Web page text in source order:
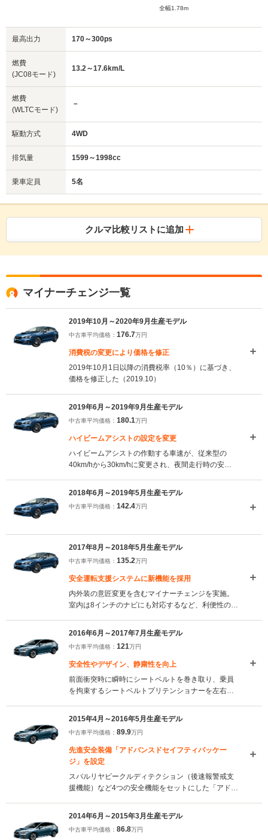
全幅1.78m
最高出力 170～300ps
燃費
(JC08モード)
13.2～17.6km/L
燃費
(WLTCモード)
－
駆動方式 4WD
排気量 1599～1998cc
乗車定員 5名
クルマ比較リストに追加
マイナーチェンジ一覧
2019年10月～2020年9月生産モデル
中古車平均価格： 176.7万円
消費税の変更により価格を修正
2019年10月1日以降の消費税率（10％）に基づき、
価格を修正した（2019.10）
2019年6月～2019年9月生産モデル
中古車平均価格： 180.1万円
ハイビームアシストの設定を変更
ハイビームアシストの作動する車速が、従来型の
40km/hから30km/hに変更され、夜間走行時の安全
2018年6月～2019年5月生産モデル
中古車平均価格： 142.4万円
2017年8月～2018年5月生産モデル
中古車平均価格： 135.2万円
安全運転支援システムに新機能を採用
内外装の意匠変更を含むマイナーチェンジを実施。
室内は8インチのナビにも対応するなど、利便性の向
サイトに、全車速域でアクセル、ブレーキ、ステア
リングの操作をサポートする、「アイサイトツーリ
ングアシスト」が採用された（2017.8）
2016年6月～2017年7月生産モデル
中古車平均価格： 121万円
安全性やデザイン、静粛性を向上
前面衝突時に瞬時にシートベルトを巻き取り、乗員
を拘束するシートベルトプリテンショナーを左右リ
た、エントリーグレードに新デザインのアルミホイ
ールを採用するなど、意匠も変更された。さらに、
ガラスに工夫を凝らすなど遮音性も向上された
（2016.5）
2015年4月～2016年5月生産モデル
中古車平均価格： 89.9万円
先進安全装備「アドバンスドセイフティパッケー
ジ」を設定
スバルリヤビークルディテクション（後速報警戒支
援機能）など4つの安全機能をセットにした「アドバ
れている。また、燃費性能や静粛性の向上、足回り
のチューニング変更による乗り心地の改善など、基
本性能も高められている（2015.4）
2014年6月～2015年3月生産モデル
中古車平均価格： 86.8万円